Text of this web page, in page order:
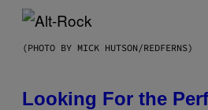
(PHOTO BY MICK HUTSON/REDFERNS)
Looking For the